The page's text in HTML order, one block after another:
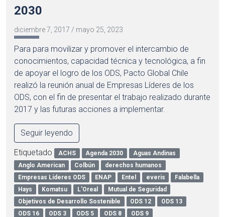
2030
diciembre 7, 2017 / mayo 25, 2023
Para para movilizar y promover el intercambio de
conocimientos, capacidad técnica y tecnológica, a fin
de apoyar el logro de los ODS, Pacto Global Chile
realizó la reunión anual de Empresas Líderes de los
ODS, con el fin de presentar el trabajo realizado durante
2017 y las futuras acciones a implementar.
Seguir leyendo
Etiquetado ACHS Agenda 2030
Aguas Andinas
Anglo American
Colbún
derechos humanos
Empresas Líderes ODS
ENAP Entel everis
Falabella
Hays
Komatsu L'Oreal
Mutual de Seguridad
Objetivos de Desarrollo Sostenible
ODS 12
ODS 13
ODS 16
ODS 3 ODS 5 ODS 8
ODS 9